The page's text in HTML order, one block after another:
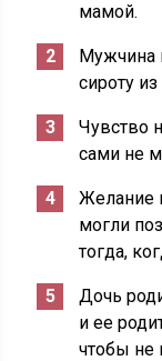
мамой.
Мужчина
сироту
Чувство
сами не
Желание
могли
тогда,
Дочь
и ее
чтобы не